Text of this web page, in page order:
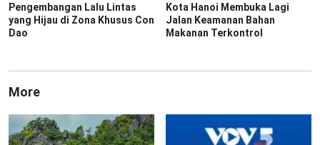
Pengembangan Lalu Lintas
yang Hijau di Zona Khusus Con
Dao
Kota Hanoi Membuka Lagi
Jalan Keamanan Bahan
Makanan Terkontrol
More